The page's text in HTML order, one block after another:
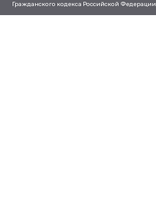
Гражданского кодекса Российской Федерации